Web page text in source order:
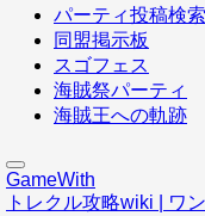
パーティ投稿検索
同盟掲示板
スゴフェス
海賊祭パーティ
海賊王への軌跡
GameWith
トレクル攻略wiki | ワ